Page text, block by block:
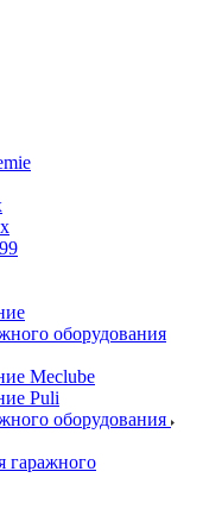
оборудования
Meclube
Puli
оборудования
гаражного